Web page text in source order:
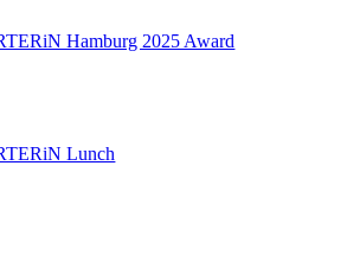
Hamburg 2025 Award
Lunch